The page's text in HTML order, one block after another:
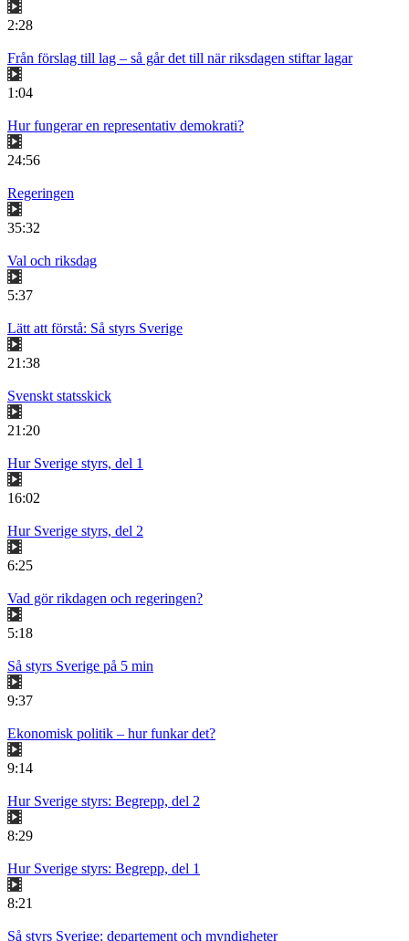
2:28
Från förslag till lag – så går det till när riksdagen stiftar lagar
1:04
Hur fungerar en representativ demokrati?
24:56
Regeringen
35:32
Val och riksdag
5:37
Lätt att förstå: Så styrs Sverige
21:38
Svenskt statsskick
21:20
Hur Sverige styrs, del 1
16:02
Hur Sverige styrs, del 2
6:25
Vad gör rikdagen och regeringen?
5:18
Så styrs Sverige på 5 min
9:37
Ekonomisk politik – hur funkar det?
9:14
Hur Sverige styrs: Begrepp, del 2
8:29
Hur Sverige styrs: Begrepp, del 1
8:21
Så styrs Sverige: departement och myndigheter